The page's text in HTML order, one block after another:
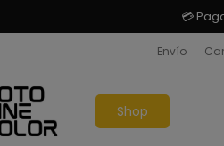
💳
Envío
Shop